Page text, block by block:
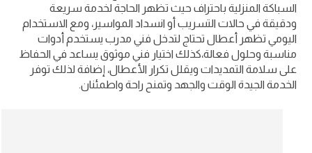
السباكة المنزلية باحتراف حيث تظهر الحاجة لخدمة سريعة
ودقيقة في حالات التسريب أو انسداد المواسير، ومع الاستخدام
اليومي تظهر أعطال تحتاج لتدخل فني مدرب يستخدم أدوات
مناسبة وحلول فعالة،كذلك اختيار فني موثوق يساعد في الحفاظ
على سلامة التمديدات ويقلل تكرار الأعطال، إضافة لذلك توفر
الخدمة الجيدة الوقت والجهد وتمنح راحة واطمئنان.